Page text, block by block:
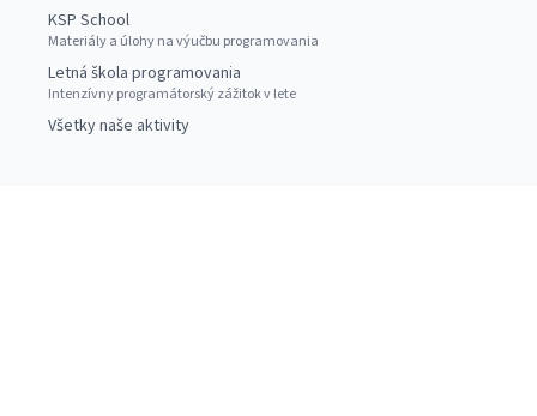
KSP School
Materiály a úlohy na výučbu programovania
Letná škola programovania
Intenzívny programátorský zážitok v lete
Všetky naše aktivity